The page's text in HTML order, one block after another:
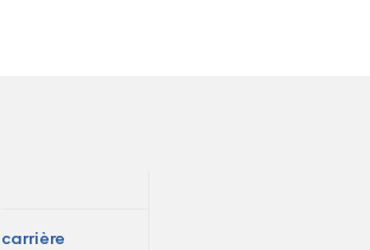
carrière